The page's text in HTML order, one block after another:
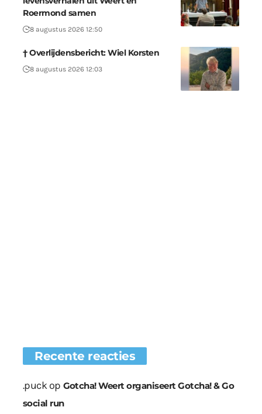
Roermond samen
8 augustus 2026 12:50
† Overlijdensbericht: Wiel Korsten
8 augustus 2026 12:03
Recente reacties
.puckop Gotcha! Weert organiseert Gotcha! & Go
social run